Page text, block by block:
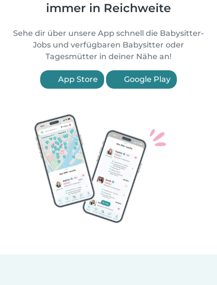
immer in Reichweite
Sehe dir über unsere App schnell die Babysitter-
Jobs und verfügbaren Babysitter oder
Tagesmütter in deiner Nähe an!
App Store Google Play